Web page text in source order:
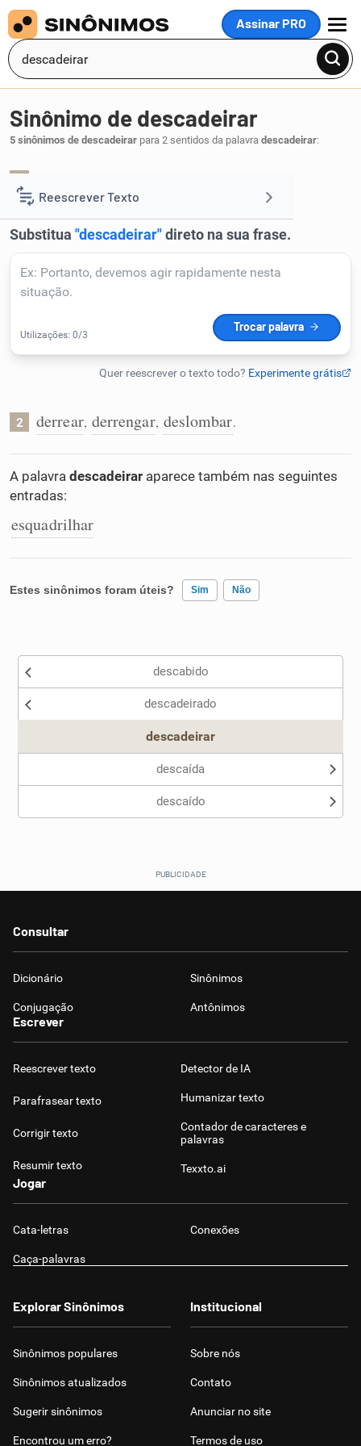
Assinar PRO
MENU
Reescrever Texto
Resumir Texto
Corrigir Texto
Detector de IA
Humanizador de IA
Cata-letras
Caça-palavras
Sinônimo de descadeirar
5 sinônimos de descadeirar para 2 sentidos da palavra descadeirar:
2 derrear, derrengar, deslombar.
A palavra descadeirar aparece também nas seguintes
entradas:
esquadrilhar
Estes sinônimos foram úteis? Sim Não
Nenhum dos sinônimos apresentados me ajudou
descabido
descadeirado
descadeirar
descaída
descaído
Consultar
Dicionário Sinônimos
Conjugação Antônimos
Escrever
Reescrever texto
Parafrasear texto
Corrigir texto
Resumir texto
Detector de IA
Humanizar texto
Contador de caracteres e
palavras
Texxto.ai
Jogar
Cata-letras Conexões
Caça-palavras
Explorar Sinônimos
Sinônimos populares
Sinônimos atualizados
Sugerir sinônimos
Encontrou um erro?
Institucional
Sobre nós
Contato
Anunciar no site
Termos de uso